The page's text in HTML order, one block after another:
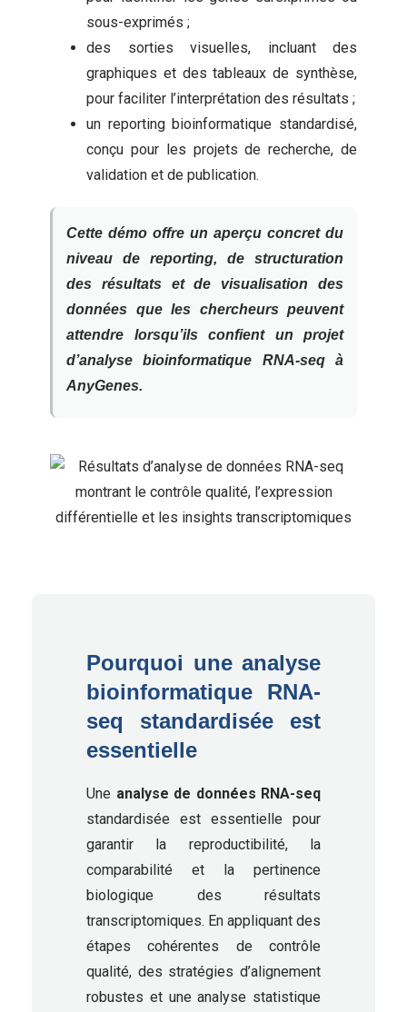
sous-exprimés ;
des sorties visuelles, incluant des
graphiques et des tableaux de synthèse,
pour faciliter l’interprétation des résultats ;
un reporting bioinformatique standardisé,
conçu pour les projets de recherche, de
validation et de publication.
Cette démo offre un aperçu concret du
niveau de reporting, de structuration
des résultats et de visualisation des
données que les chercheurs peuvent
attendre lorsqu’ils confient un projet
d’analyse bioinformatique RNA-seq à
AnyGenes.
Pourquoi une analyse
bioinformatique RNA-
seq standardisée est
essentielle
Une analyse de données RNA-seq
standardisée est essentielle pour
garantir la reproductibilité, la
comparabilité et la pertinence
biologique des résultats
transcriptomiques. En appliquant des
étapes cohérentes de contrôle
qualité, des stratégies d’alignement
robustes et une analyse statistique